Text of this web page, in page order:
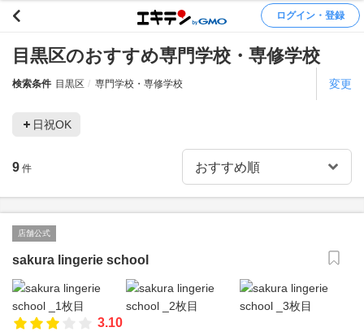
ログイン・登録
目黒区のおすすめ専門学校・専修学校
検索条件 目黒区 専門学校・専修学校 変更
日祝OK
9 件
店舗公式
sakura lingerie school
3.10